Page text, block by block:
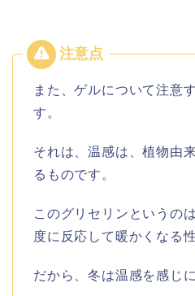
また、ゲルについて注意
す。
それは、温感は、植物由
るものです。
このグリセリンというの
度に反応して暖かくなる
だから、冬は温感を感じ